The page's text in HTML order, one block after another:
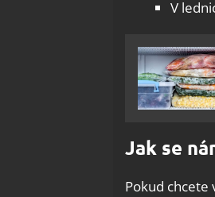
V
Jak se
Pokud chcete